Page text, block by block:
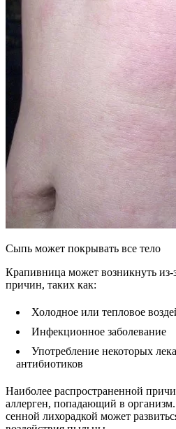
Сыпь может покрывать все тело
Крапивница может возникнуть из-
причин, таких как:
Холодное или тепловое
Инфекционное заболевание
Употребление некоторых
антибиотиков
Наиболее распространенной
аллерген, попадающий в
сенной лихорадкой может